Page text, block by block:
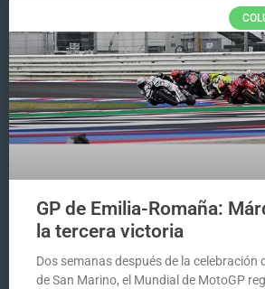
GP de Emilia-Romaña:
la tercera victoria
Dos semanas después de la celebración
de San Marino, el Mundial de MotoGP